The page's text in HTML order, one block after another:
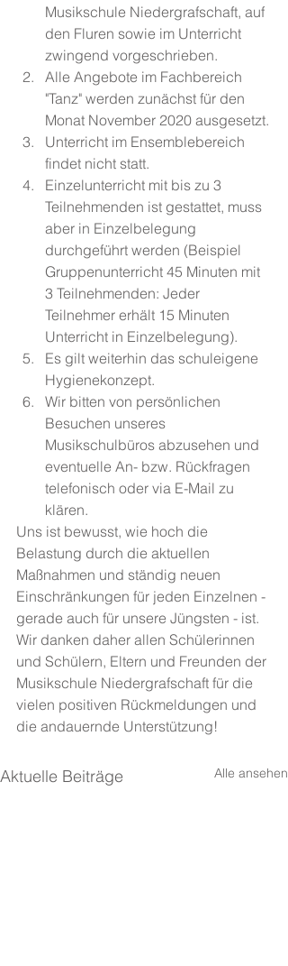
Musikschule Niedergrafschaft, auf
den Fluren sowie im Unterricht
zwingend vorgeschrieben.
Alle Angebote im Fachbereich
"Tanz" werden zunächst für den
Monat November 2020 ausgesetzt.
Unterricht im Ensemblebereich
findet nicht statt.
Einzelunterricht mit bis zu 3
Teilnehmenden ist gestattet, muss
aber in Einzelbelegung
durchgeführt werden (Beispiel
Gruppenunterricht 45 Minuten mit
3 Teilnehmenden: Jeder
Teilnehmer erhält 15 Minuten
Unterricht in Einzelbelegung).
Es gilt weiterhin das schuleigene
Hygienekonzept.
Wir bitten von persönlichen
Besuchen unseres
Musikschulbüros abzusehen und
eventuelle An- bzw. Rückfragen
telefonisch oder via E-Mail zu
klären.
Uns ist bewusst, wie hoch die
Belastung durch die aktuellen
Maßnahmen und ständig neuen
Einschränkungen für jeden Einzelnen -
gerade auch für unsere Jüngsten - ist.
Wir danken daher allen Schülerinnen
und Schülern, Eltern und Freunden der
Musikschule Niedergrafschaft für die
vielen positiven Rückmeldungen und
die andauernde Unterstützung!
Aktuelle Beiträge Alle ansehen